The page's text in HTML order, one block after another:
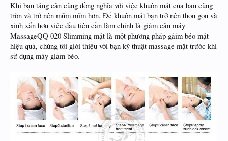
Khi bạn tăng cân cũng đồng nghĩa với việc khuôn mặt của bạn cũng
tròn và trở nên mũm mĩm hơn. Để khuôn mặt bạn trở nên thon gọn và
xinh xắn hơn việc đầu tiên cần làm chính là giảm cân máy
MassageQQ 020 Slimming mặt là một phương pháp gảim béo mặt
hiệu quả, chúng tôi giới thiệu với bạn kỹ thuật massage mặt trước khi
sử dụng máy giảm béo.